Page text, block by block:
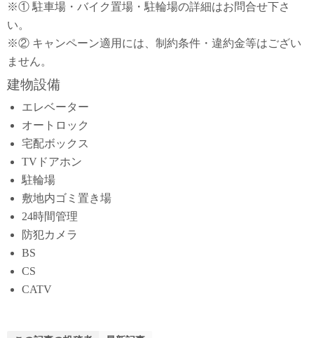
※① 駐車場・バイク置場・駐輪場の詳細はお問合せ下さ
い。
※② キャンペーン適用には、制約条件・違約金等はござい
ません。
建物設備
エレベーター
オートロック
宅配ボックス
TVドアホン
駐輪場
敷地内ゴミ置き場
24時間管理
防犯カメラ
BS
CS
CATV